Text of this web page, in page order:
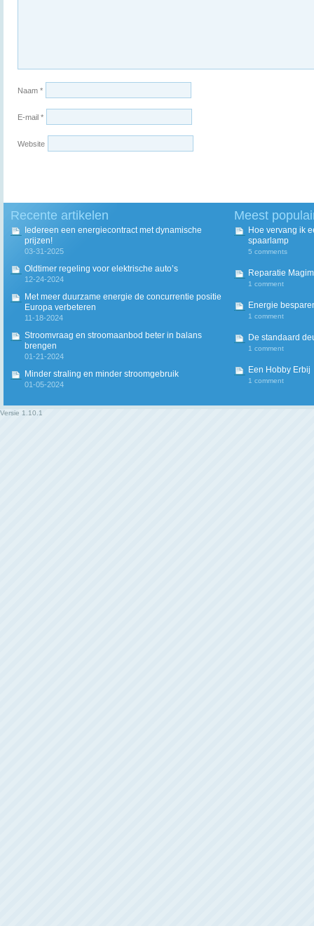
Naam *
E-mail *
Website
Recente artikelen
Iedereen een energiecontract met dynamische
prijzen!
03-31-2025
Oldtimer regeling voor elektrische auto’s
12-24-2024
Met meer duurzame energie de concurrentie positie
Europa verbeteren
11-18-2024
Stroomvraag en stroomaanbod beter in balans
brengen
01-21-2024
Minder straling en minder stroomgebruik
01-05-2024
Meest
Hoe vervang ik
spaarlamp
5 comments
Reparatie
1 comment
Energie
1 comment
De standaard
1 comment
Een Hobby Erbij
1 comment
Versie 1.10.1